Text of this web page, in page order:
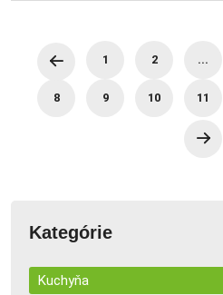
1 2 ...
8 9 10 11
Kategórie
Kuchyňa